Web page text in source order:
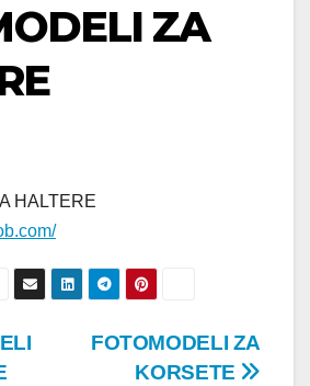
ZA
HALTERE
FOTOMODELI ZA
KORSETE